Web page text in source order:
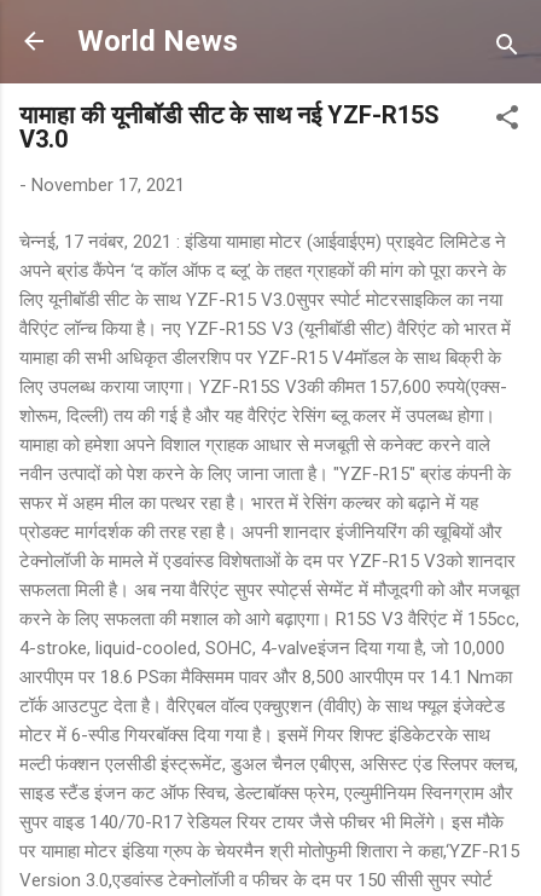
Skip to main content
World News
यामाहा की यूनीबॉडी सीट के साथ नई YZF-R15S
V3.0
- November 17, 2021
चेन्नई, 17 नवंबर, 2021 : इंडिया यामाहा मोटर (आईवाईएम) प्राइवेट लिमिटेड ने
अपने ब्रांड कैंपेन ‘द कॉल ऑफ द ब्लू’ के तहत ग्राहकों की मांग को पूरा करने के
लिए यूनीबॉडी सीट के साथ YZF-R15 V3.0सुपर स्पोर्ट मोटरसाइकिल का नया
वैरिएंट लॉन्च किया है। नए YZF-R15S V3 (यूनीबॉडी सीट) वैरिएंट को भारत में
यामाहा की सभी अधिकृत डीलरशिप पर YZF-R15 V4मॉडल के साथ बिक्री के
लिए उपलब्ध कराया जाएगा। YZF-R15S V3की कीमत 157,600 रुपये(एक्स-
शोरूम, दिल्ली) तय की गई है और यह वैरिएंट रेसिंग ब्लू कलर में उपलब्ध होगा।
यामाहा को हमेशा अपने विशाल ग्राहक आधार से मजबूती से कनेक्ट करने वाले
नवीन उत्पादों को पेश करने के लिए जाना जाता है। "YZF-R15" ब्रांड कंपनी के
सफर में अहम मील का पत्थर रहा है। भारत में रेसिंग कल्चर को बढ़ाने में यह
प्रोडक्ट मार्गदर्शक की तरह रहा है। अपनी शानदार इंजीनियरिंग की खूबियों और
टेक्नोलॉजी के मामले में एडवांस्ड विशेषताओं के दम पर YZF-R15 V3को शानदार
सफलता मिली है। अब नया वैरिएंट सुपर स्पोर्ट्स सेग्मेंट में मौजूदगी को और मजबूत
करने के लिए सफलता की मशाल को आगे बढ़ाएगा। R15S V3 वैरिएंट में 155cc,
4-stroke, liquid-cooled, SOHC, 4-valveइंजन दिया गया है, जो 10,000
आरपीएम पर 18.6 PSका मैक्सिमम पावर और 8,500 आरपीएम पर 14.1 Nmका
टॉर्क आउटपुट देता है। वैरिएबल वॉल्व एक्चुएशन (वीवीए) के साथ फ्यूल इंजेक्टेड
मोटर में 6-स्पीड गियरबॉक्स दिया गया है। इसमें गियर शिफ्ट इंडिकेटरके साथ
मल्टी फंक्शन एलसीडी इंस्ट्रूमेंट, डुअल चैनल एबीएस, असिस्ट एंड स्लिपर क्लच,
साइड स्टैंड इंजन कट ऑफ स्विच, डेल्टाबॉक्स फ्रेम, एल्युमीनियम स्विनग्राम और
सुपर वाइड 140/70-R17 रेडियल रियर टायर जैसे फीचर भी मिलेंगे। इस मौके
पर यामाहा मोटर इंडिया ग्रुप के चेयरमैन श्री मोतोफुमी शितारा ने कहा,‘YZF-R15
Version 3.0,एडवांस्ड टेक्नोलॉजी व फीचर के दम पर 150 सीसी सुपर स्पोर्ट